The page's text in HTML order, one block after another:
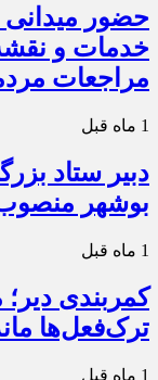
حضور میدانی
خدمات و
مراجعات
1 ماه قبل
دبیر ستاد
بوشهر
1 ماه قبل
کمربندی
ترک‌فعل‌ها
1 ماه قبل